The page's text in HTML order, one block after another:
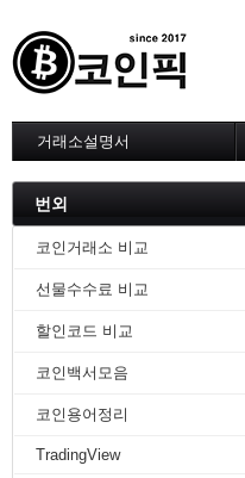
거래소설명서
번외
코인거래소 비교
선물수수료 비교
할인코드 비교
코인백서모음
코인용어정리
TradingView